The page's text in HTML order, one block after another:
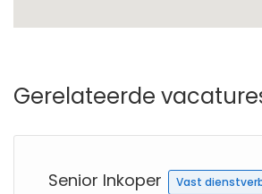
Gerelateerde
Senior Inkoper Vast